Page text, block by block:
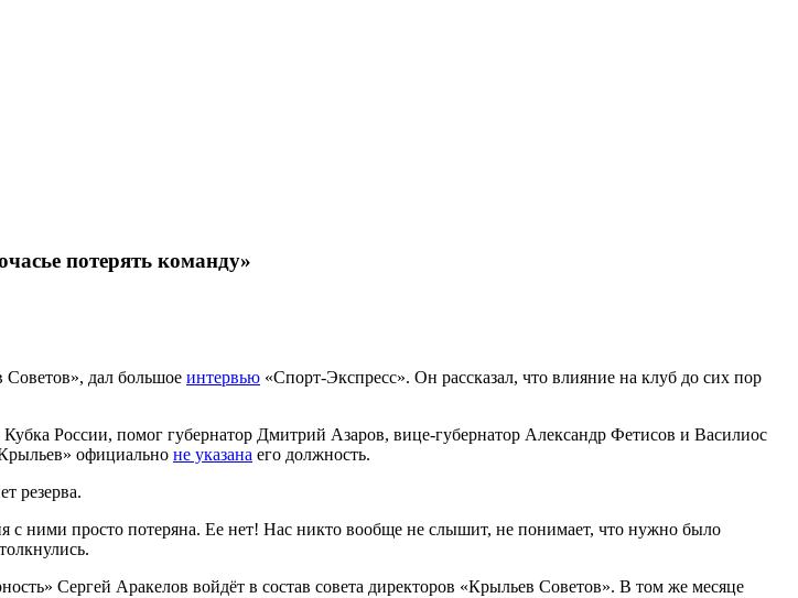
потерять команду»
Советов», дал большое интервью «Спорт-Экспресс». Он рассказал, что влияние на клуб до сих пор
России, помог губернатор Дмитрий Азаров, вице-губернатор Александр Фетисов и Василиос
официально не указана его должность.
резерва.
просто потеряна. Ее нет! Нас никто вообще не слышит, не понимает, что нужно было
Сергей Аракелов войдёт в состав совета директоров «Крыльев Советов». В том же месяце